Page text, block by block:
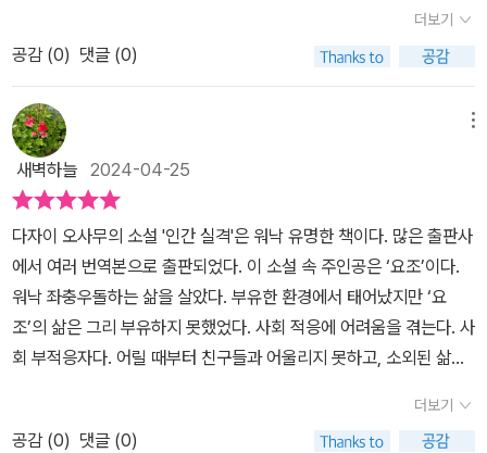
는 안도감에 젖는 것입니다. 오바 요조는 무작정 자기 세계 안에만 머
물려 들었던 것도 아닙니다. 그렇기는커녕 마음에도 없는 광대 놀음
을 하면서 반대로 사회와 타인들에 과잉적응하려는 기태까지 보였습
니다. 그가 태어나고 자란 환경이란 것도 남들 보기에 부러웠으면 부
러웠지 불리한 조건이 아니었습니다. 지나친 행운은 면역을 올바르
게 못 갖추게 방해한다는 점에서 기이한 불운이 될 수도 있으며, 독자
들은 이 점에서도 은근히 뭔가 위안을 얻는 것입니다. "저것 봐라. 복
(福)이 꼭 복으로 구르는 것만도 아니다." 그런데 이러면, 남의 불운
을 즐긴다는 이른바 schadenfreude(샤덴프로이데)인 셈이므로, 그
에 대한 미안풀이인지 또다시 이상한 동정을 요바 요조에게 보내
고... 아마도 이런 선순환(?)이, 이 고전에 유지된 오랜 지지와 선
호 그 비결이 아닐까 제 멋대로 짐작합니다. 본인도 인간이면서 다
쩌면 우리 모두들도, 태어났을 때엔 나쁜 재주를 양심 때문에 쉽게 부
습니다. 아뇨,돌려 말하지 않겠습니다. 나는 그즈음부터 춘화를 베껴
몰래 팔았습니다. 소주 살 돈이 필요했습니다. 항시 내 눈을 피하고 움
그 장사치 놈과 딱한 번 분이었을까? 그럼 호리키는? 아니 어쩌면 내
가 모르는 인간과도?​'의혹은 의혹을 낳고, 그렇다고 마음먹고 그걸 따
져 물을 용기고 없어, 예의 그 불안과 공포에 몸부림 쳤습니다. (-117
-)​​1948년에 발표한 디자이 오사무의 『인간실격 (오리지널 초판본
표지 디자인)』이며, 2030 독자들에게 인기가 많은 문학 작품이다.
디자이오사무는 쓰시마 가문의 부유한 부잣집 집안에서 11며의 향제
중 10번째로 태어났다. 그는 자신의 신분에 대한 부끄러움을 가지고
있었으며,고리대금업자로 주르 축적한 부모로 인해, 그느 다섯 번 자
실시도를 하였고, 자살방조죄를 얻고 만다. 스스로 부끄러뭄 많은 삶
자가 되었다. 학창 시절 죄의식으로 인해 ,디자이오사무는 좌익활동,
공산주의에 심취하게 된다.​​소설가로 디자이오사무가 걸어온 길, 부잣
이에 생을 마감했다. 무엇이 이리도 그를 비참한 삶의 여정으로 이끌
었을까 싶었다. 무력함, 우울, 무엇때문인지 자신을 보잘것없다고 생
각해서인가 남들은 인정하지만 자신에게 거는 기대도 없는 삶으로 비
춰졌다. 소설속 남자주인공 오바 요조는 여성들이 좋아할 귀공자같은
외모를 가지고 있지만 자신의 암울하고 어두운 내면을 들키기 싫어서
자신을 계속 감추려고 어릴적부터 장난끼어린 표정들로 자신을 숨겼
다. 어린나이에 무엇이 자신과 다른 모습을 보여주며 힘들게 사는것
인가 하는 의문을 가져다주는 소설이었다. 어릴적 나도 그랬던적이
있었던가 어색함과 부끄러움을 무마하고자 하는 장난끼어린 모습들
이 오버랩되기도 했다. 내가 요조였다면 집의 부유함을 힘입어 하고
자하는 것을 맘껏해보고 콧대가 위로 위로 올라가지 않았을까? 하지
만 그 부를 누리고자하는 마음은 없었나보다. 혼자서의 독립을 꿈꾸
지만 집에서 도와주지 않으면 삶이 연명되지 않는 무능속에서 그래서
더 여성들에게 기대어 기생하며 살지 않았을까 싶었다. 내가 요조였
더보기
공감 (0) 댓글 (0)
새벽하늘 2024-04-25
다자이 오사무의 소설 '인간 실격'은 워낙 유명한 책이다. 많은 출판사
에서 여러 번역본으로 출판되었다. 이 소설 속 주인공은 ‘요조’이다.
워낙 좌충우돌하는 삶을 살았다. 부유한 환경에서 태어났지만 ‘요
조’의 삶은 그리 부유하지 못했었다. 사회 적응에 어려움을 겪는다. 사
회 부적응자다. 어릴 때부터 친구들과 어울리지 못하고, 소외된 삶을
되었어도 그의 삶은 그리 순탄하지는 않았다. 술에 빠져 살아간 삶이
었다. 여인을 탐닉하고, 도박에 빠져서 이리저리 정신 없이 방황하는
더보기
공감 (0) 댓글 (0)